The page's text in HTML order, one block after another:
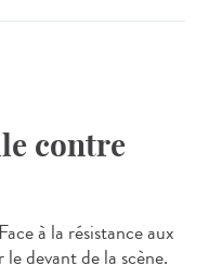
contre
à la résistance aux
devant de la scène.